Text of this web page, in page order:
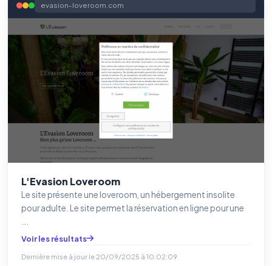
evasion-loveroom.com
L'Evasion Loveroom
Le site présente une loveroom, un hébergement insolite
pour adulte. Le site permet la réservation en ligne pour une
Voir les résultats
Dernière mise à jour le 20/09/2025 à 10:02:09